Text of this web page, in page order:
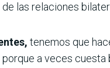
las relaciones
tenemos que
a veces cuesta